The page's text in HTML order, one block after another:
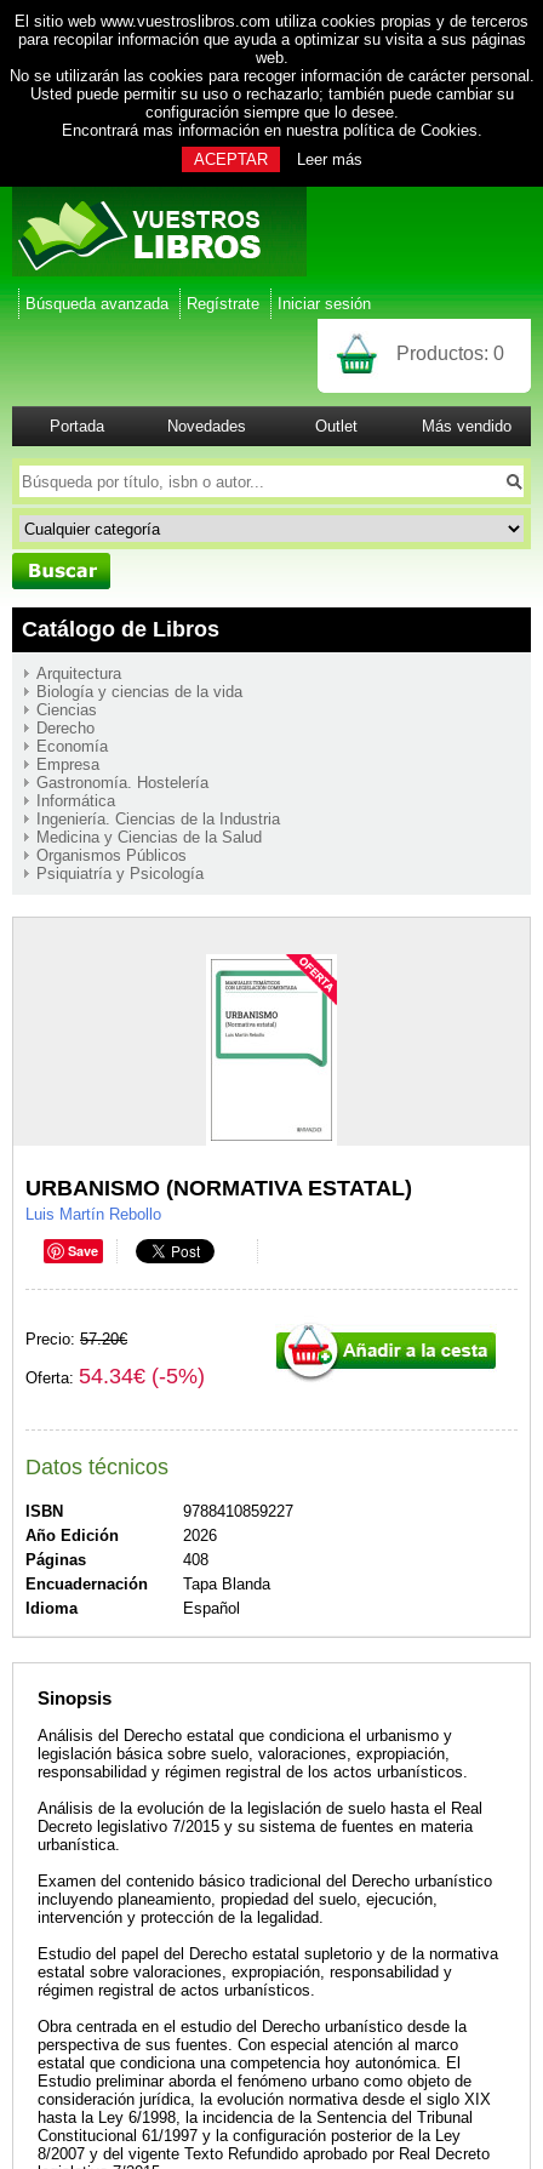
El sitio web www.vuestroslibros.com utiliza cookies propias y de terceros
para recopilar información que ayuda a optimizar su visita a sus páginas
web.
No se utilizarán las cookies para recoger información de carácter personal.
Usted puede permitir su uso o rechazarlo; también puede cambiar su
configuración siempre que lo desee.
Encontrará mas información en nuestra política de Cookies.
ACEPTAR
Leer más
Búsqueda avanzada Regístrate Iniciar sesión
Productos: 0
Portada Novedades Outlet Más vendido
Catálogo de Libros
Arquitectura
Biología y ciencias de la vida
Ciencias
Derecho
Economía
Empresa
Gastronomía. Hostelería
Informática
Ingeniería. Ciencias de la Industria
Medicina y Ciencias de la Salud
Organismos Públicos
Psiquiatría y Psicología
URBANISMO (NORMATIVA ESTATAL)
Luis Martín Rebollo
Save
Precio: 57.20€
Oferta: 54.34€ (-5%)
Datos técnicos
ISBN
9788410859227
Año Edición
2026
Páginas
408
Encuadernación
Tapa Blanda
Idioma
Español
Sinopsis
Análisis del Derecho estatal que condiciona el urbanismo y
legislación básica sobre suelo, valoraciones, expropiación,
responsabilidad y régimen registral de los actos urbanísticos.
Análisis de la evolución de la legislación de suelo hasta el Real
Decreto legislativo 7/2015 y su sistema de fuentes en materia
urbanística.
Examen del contenido básico tradicional del Derecho urbanístico
incluyendo planeamiento, propiedad del suelo, ejecución,
intervención y protección de la legalidad.
Estudio del papel del Derecho estatal supletorio y de la normativa
estatal sobre valoraciones, expropiación, responsabilidad y
régimen registral de actos urbanísticos.
Obra centrada en el estudio del Derecho urbanístico desde la
perspectiva de sus fuentes. Con especial atención al marco
estatal que condiciona una competencia hoy autonómica. El
Estudio preliminar aborda el fenómeno urbano como objeto de
consideración jurídica, la evolución normativa desde el siglo XIX
hasta la Ley 6/1998, la incidencia de la Sentencia del Tribunal
Constitucional 61/1997 y la configuración posterior de la Ley
8/2007 y del vigente Texto Refundido aprobado por Real Decreto